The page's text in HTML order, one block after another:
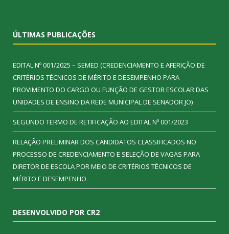
ÚLTIMAS PUBLICAÇÕES
EDITAL Nº 001/2025 – SEMED (CREDENCIAMENTO E AFERIÇÃO DE
CRITÉRIOS TÉCNICOS DE MÉRITO E DESEMPENHO PARA
PROVIMENTO DO CARGO OU FUNÇÃO DE GESTOR ESCOLAR DAS
UNIDADES DE ENSINO DA REDE MUNICIPAL DE SENADOR JO)
SEGUNDO TERMO DE RETIFICAÇÃO AO EDITAL Nº 001/2023
RELAÇÃO PRELIMINAR DOS CANDIDATOS CLASSIFICADOS NO
PROCESSO DE CREDENCIAMENTO E SELEÇÃO DE VAGAS PARA
DIRETOR DE ESCOLA POR MEIO DE CRITÉRIOS TÉCNICOS DE
MÉRITO E DESEMPENHO
DESENVOLVIDO POR CR2